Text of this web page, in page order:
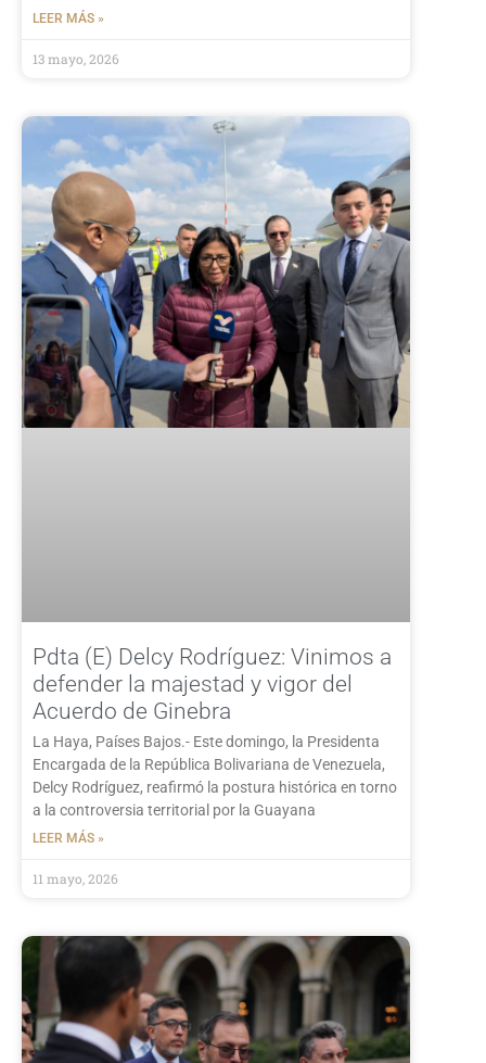
LEER MÁS »
13 mayo, 2026
Pdta (E) Delcy Rodríguez: Vinimos a
defender la majestad y vigor del
Acuerdo de Ginebra
La Haya, Países Bajos.- Este domingo, la Presidenta
Encargada de la República Bolivariana de Venezuela,
Delcy Rodríguez, reafirmó la postura histórica en torno
a la controversia territorial por la Guayana
LEER MÁS »
11 mayo, 2026